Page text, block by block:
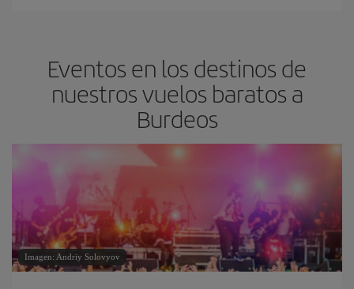
Eventos en los destinos de
nuestros vuelos baratos a
Burdeos
Imagen: Andriy Solovyov